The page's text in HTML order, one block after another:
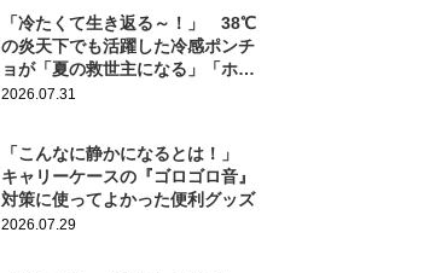
「冷たくて生き返る～！」 38℃
の炎天下でも活躍した冷感ポンチ
ョが「夏の救世主になる」「ホン
ト買ってよかった」
2026.07.31
「こんなに静かになるとは！」
キャリーケースの『ゴロゴロ音』
対策に使ってよかった便利グッズ
2026.07.29